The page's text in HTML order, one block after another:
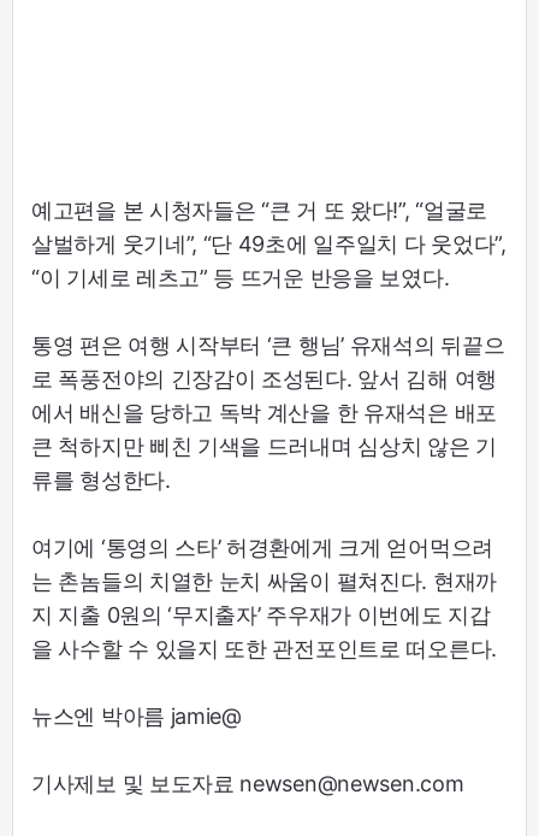
예고편을 본 시청자들은 “큰 거 또 왔다!”, “얼굴로
살벌하게 웃기네”, “단 49초에 일주일치 다 웃었다”,
“이 기세로 레츠고” 등 뜨거운 반응을 보였다.
통영 편은 여행 시작부터 ‘큰 행님’ 유재석의 뒤끝으
로 폭풍전야의 긴장감이 조성된다. 앞서 김해 여행
에서 배신을 당하고 독박 계산을 한 유재석은 배포
큰 척하지만 삐친 기색을 드러내며 심상치 않은 기
류를 형성한다.
여기에 ‘통영의 스타’ 허경환에게 크게 얻어먹으려
는 촌놈들의 치열한 눈치 싸움이 펼쳐진다. 현재까
지 지출 0원의 ‘무지출자’ 주우재가 이번에도 지갑
을 사수할 수 있을지 또한 관전포인트로 떠오른다.
뉴스엔 박아름 jamie@
기사제보 및 보도자료 newsen@newsen.com